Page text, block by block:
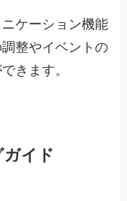
ケーション機能
整やイベントの
きます。
ガイド